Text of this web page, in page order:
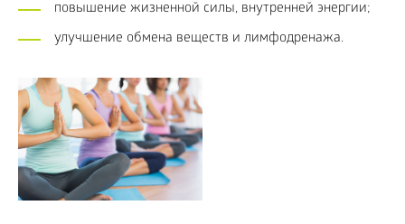
повышение жизненной силы, внутренней энергии;
улучшение обмена веществ и лимфодренажа.